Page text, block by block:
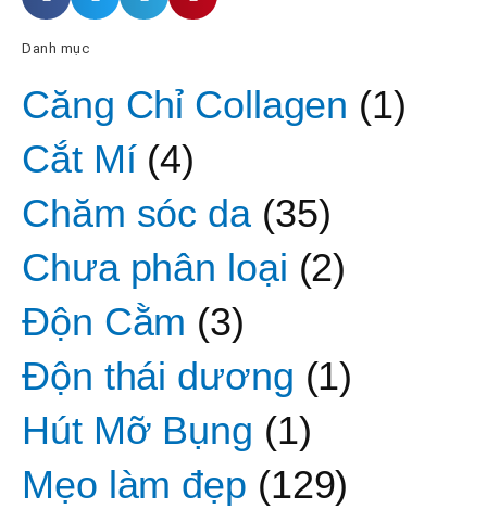
Danh mục
Căng Chỉ Collagen (1)
Cắt Mí(4)
Chăm sóc da(35)
Chưa phân loại (2)
Độn Cằm (3)
Độn thái dương (1)
Hút Mỡ Bụng (1)
Mẹo làm đẹp (129)